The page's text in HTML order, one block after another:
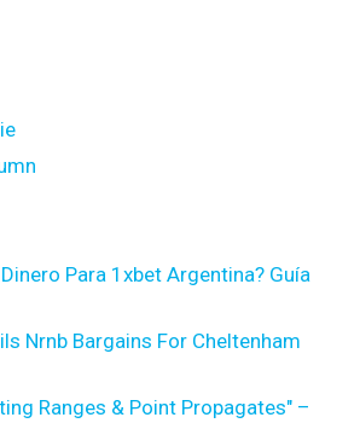
Para 1xbet Argentina? Guía
Nrnb Bargains For Cheltenham
Ranges & Point Propagates" –